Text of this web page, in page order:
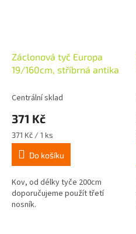
Záclonová tyč Europa
19/160cm, stříbrná antika
Centrální sklad
371 Kč
Měrná
cena:
371 Kč / 1 ks
Do košíku
Kov, od délky tyče 200cm
doporučujeme použít třetí
nosník.